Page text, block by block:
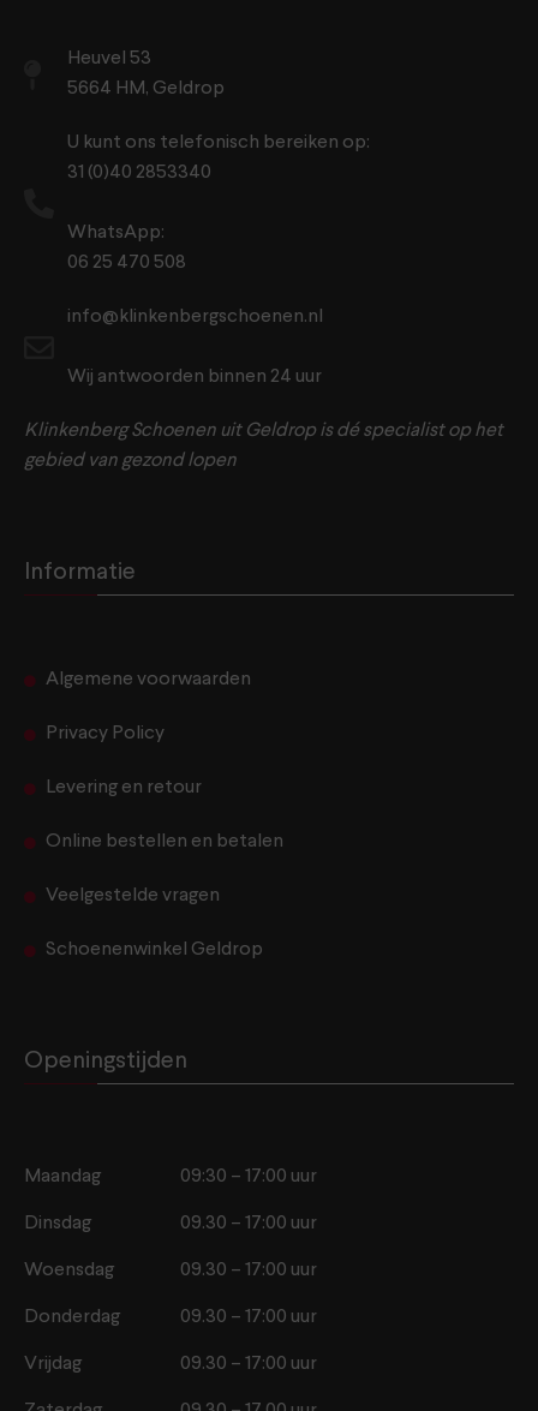
Heuvel 53
5664 HM, Geldrop
U kunt ons telefonisch bereiken op:
31 (0)40 2853340
WhatsApp:
06 25 470 508
info@klinkenbergschoenen.nl
Wij antwoorden binnen 24 uur
Klinkenberg Schoenen uit Geldrop is dé specialist op het
gebied van gezond lopen
Informatie
Algemene voorwaarden
Privacy Policy
Levering en retour
Online bestellen en betalen
Veelgestelde vragen
Schoenenwinkel Geldrop
Openingstijden
Maandag 09:30 – 17:00 uur
Dinsdag 09.30 – 17:00 uur
Woensdag 09.30 – 17:00 uur
Donderdag 09.30 – 17:00 uur
Vrijdag 09.30 – 17:00 uur